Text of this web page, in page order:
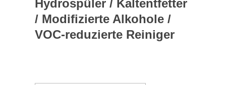
Hydrospüler / Kaltentfetter
/ Modifizierte Alkohole /
VOC-reduzierte Reiniger